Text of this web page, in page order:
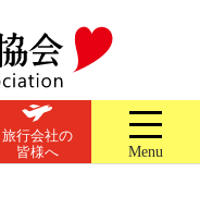
旅行会社の
皆様へ
Menu